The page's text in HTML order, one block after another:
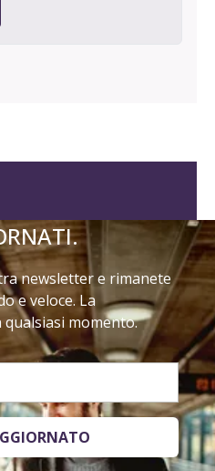
newsletter e rimanete
e veloce. La
momento.